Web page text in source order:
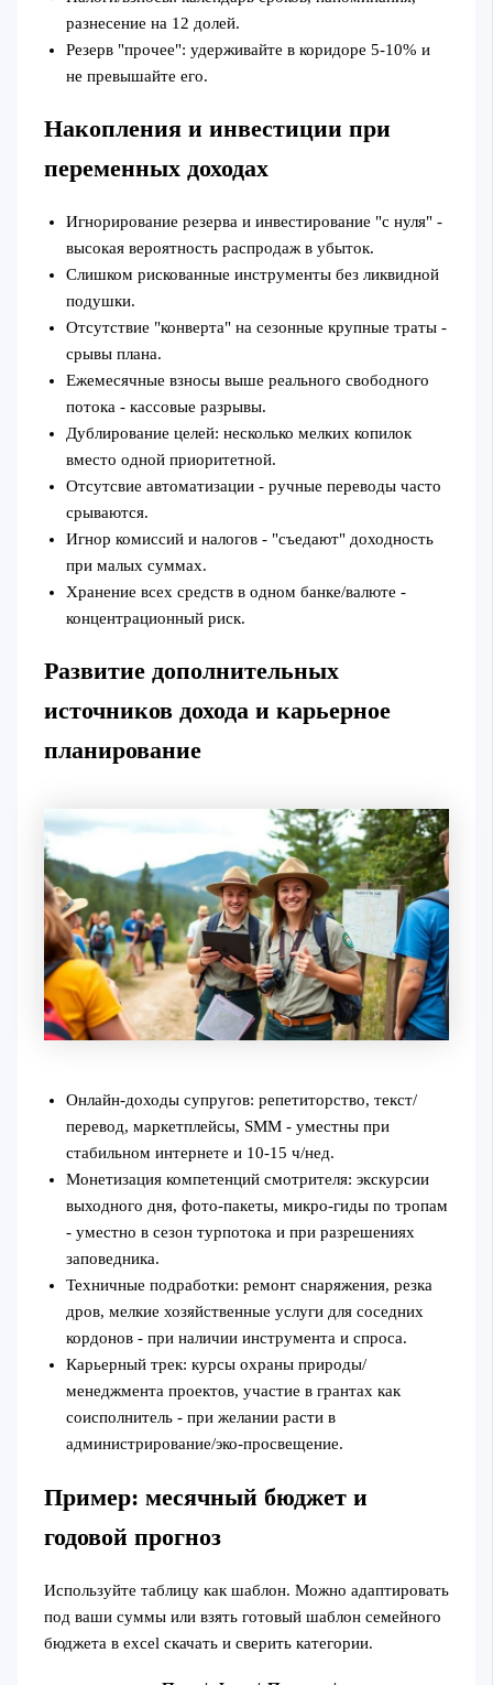
разнесение на 12 долей.
Резерв "прочее": удерживайте в коридоре 5-10% и
не превышайте его.
Накопления и инвестиции при
переменных доходах
Игнорирование резерва и инвестирование "с нуля" -
высокая вероятность распродаж в убыток.
Слишком рискованные инструменты без ликвидной
подушки.
Отсутствие "конверта" на сезонные крупные траты -
срывы плана.
Ежемесячные взносы выше реального свободного
потока - кассовые разрывы.
Дублирование целей: несколько мелких копилок
вместо одной приоритетной.
Отсутсвие автоматизации - ручные переводы часто
срываются.
Игнор комиссий и налогов - "съедают" доходность
при малых суммах.
Хранение всех средств в одном банке/валюте -
концентрационный риск.
Развитие дополнительных
источников дохода и карьерное
планирование
Онлайн‑доходы супругов: репетиторство, текст/
перевод, маркетплейсы, SMM - уместны при
стабильном интернете и 10-15 ч/нед.
Монетизация компетенций смотрителя: экскурсии
выходного дня, фото‑пакеты, микро‑гиды по тропам
- уместно в сезон турпотока и при разрешениях
заповедника.
Техничные подработки: ремонт снаряжения, резка
дров, мелкие хозяйственные услуги для соседних
кордонов - при наличии инструмента и спроса.
Карьерный трек: курсы охраны природы/
менеджмента проектов, участие в грантах как
соисполнитель - при желании расти в
администрирование/эко‑просвещение.
Пример: месячный бюджет и
годовой прогноз
Используйте таблицу как шаблон. Можно адаптировать
под ваши суммы или взять готовый шаблон семейного
бюджета в excel скачать и сверить категории.